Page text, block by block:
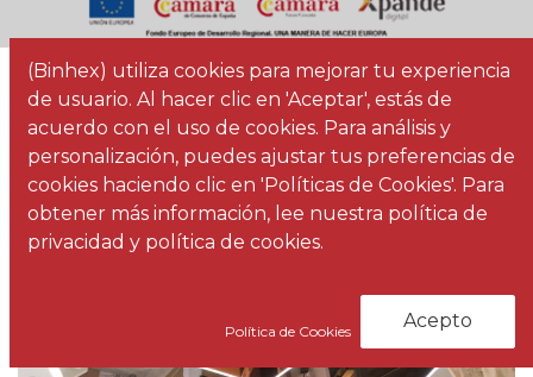
Todos los
blogs
Noticias
Techos tensados: qué son y qué ventajas tienen
(Binhex) utiliza cookies para mejorar tu experiencia
de usuario. Al hacer clic en 'Aceptar', estás de
acuerdo con el uso de cookies. Para análisis y
personalización, puedes ajustar tus preferencias de
cookies haciendo clic en 'Políticas de Cookies'. Para
obtener más información, lee nuestra política de
privacidad y política de cookies.
Política de Cookies Acepto